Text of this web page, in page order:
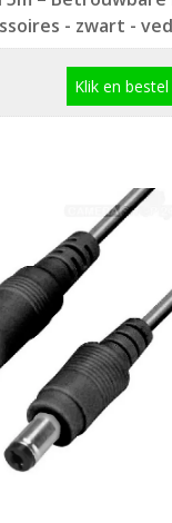
- zwart -
Klik en bestel